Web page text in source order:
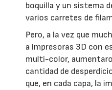
boquilla y un sistema
varios carretes de
Pero, a la vez que
a impresoras 3D con
multi-color,
cantidad de
que, en cada capa, la